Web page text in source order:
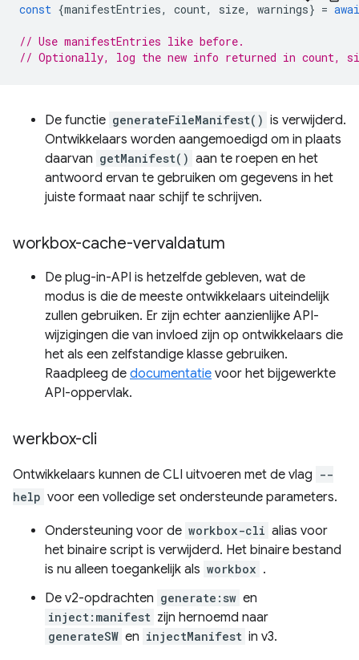
const {manifestEntries, count, size, warnings} =
// Use manifestEntries like before.
// Optionally, log the new info returned in count,
De functie generateFileManifest() is verwijderd.
Ontwikkelaars worden aangemoedigd om in plaats
daarvan getManifest() aan te roepen en het
antwoord ervan te gebruiken om gegevens in het
juiste formaat naar schijf te schrijven.
workbox-cache-vervaldatum
De plug-in-API is hetzelfde gebleven, wat de
modus is die de meeste ontwikkelaars uiteindelijk
zullen gebruiken. Er zijn echter aanzienlijke API-
wijzigingen die van invloed zijn op ontwikkelaars die
het als een zelfstandige klasse gebruiken.
Raadpleeg de documentatie voor het bijgewerkte
API-oppervlak.
werkbox-cli
Ontwikkelaars kunnen de CLI uitvoeren met de vlag --
help voor een volledige set ondersteunde parameters.
Ondersteuning voor de workbox-cli alias voor
het binaire script is verwijderd. Het binaire bestand
is nu alleen toegankelijk als workbox .
De v2-opdrachten generate:sw en
inject:manifest zijn hernoemd naar
generateSW en injectManifest in v3.